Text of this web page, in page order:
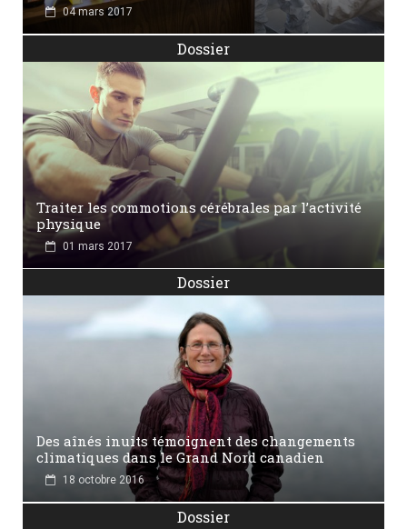
04 mars 2017
Dossier
Traiter les commotions cérébrales par l’activité
physique
01 mars 2017
Dossier
Des aînés inuits témoignent des changements
climatiques dans le Grand Nord canadien
18 octobre 2016
Dossier